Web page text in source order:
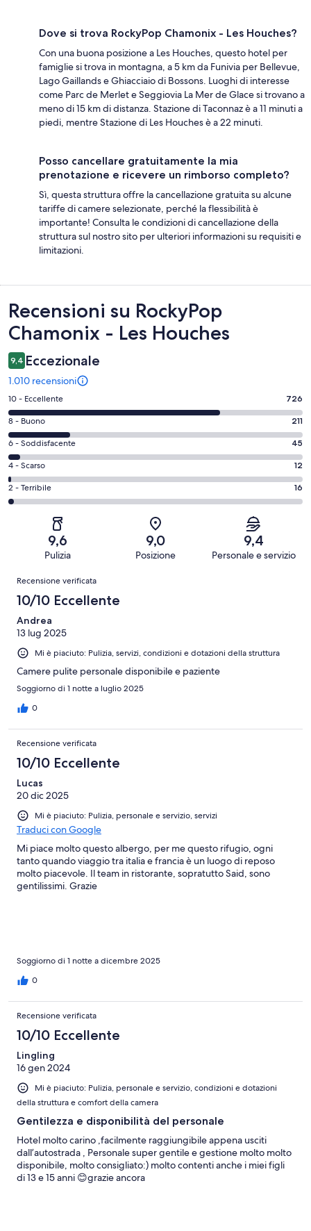
Dove si trova RockyPop Chamonix - Les Houches?
Con una buona posizione a Les Houches, questo hotel per
famiglie si trova in montagna, a 5 km da Funivia per Bellevue,
Lago Gaillands e Ghiacciaio di Bossons. Luoghi di interesse
come Parc de Merlet e Seggiovia La Mer de Glace si trovano a
meno di 15 km di distanza. Stazione di Taconnaz è a 11 minuti a
piedi, mentre Stazione di Les Houches è a 22 minuti.
Posso cancellare gratuitamente la mia
prenotazione e ricevere un rimborso completo?
Sì, questa struttura offre la cancellazione gratuita su alcune
tariffe di camere selezionate, perché la flessibilità è
importante! Consulta le condizioni di cancellazione della
struttura sul nostro sito per ulteriori informazioni su requisiti e
limitazioni.
Recensioni
Recensioni su RockyPop
Chamonix - Les Houches
9,4 Eccezionale
1.010 recensioni
Valutazione
di
10
-
Eccellente.
726
su
1010
recensioni
10 - Eccellente 726
Valutazione
di
8
-
Buono.
211
recensioni
8 - Buono 211
Valutazione
di
6
-
Soddisfacente.
recensioni
6 - Soddisfacente 45
Valutazione
di
4
recensioni
4 - Scarso 12
Valutazione
di
Terribile.
su
recensioni
2 - Terribile 16
9,6
Pulizia
9,0
Posizione
9,4
Personale e servizio
Recensioni
Recensione verificata
10/10 Eccellente
Andrea
13 lug 2025
Mi è piaciuto: Pulizia, servizi, condizioni e dotazioni della struttura
Camere pulite personale disponibile e paziente
Soggiorno di 1 notte a luglio 2025
0
Recensione verificata
10/10 Eccellente
Lucas
20 dic 2025
Mi è piaciuto: Pulizia, personale e servizio, servizi
Traduci con Google
Mi piace molto questo albergo, per me questo rifugio, ogni
tanto quando viaggio tra italia e francia è un luogo di reposo
molto piacevole. Il team in ristorante, sopratutto Said, sono
gentilissimi. Grazie
Soggiorno di 1 notte a dicembre 2025
0
Recensione verificata
10/10 Eccellente
Lingling
16 gen 2024
Mi è piaciuto: Pulizia, personale e servizio, condizioni e dotazioni
della struttura e comfort della camera
Gentilezza e disponibilità del personale
Hotel molto carino ,facilmente raggiungibile appena usciti
dall’autostrada , Personale super gentile e gestione molto molto
disponibile, molto consigliato:) molto contenti anche i miei figli
di 13 e 15 anni 😊grazie ancora